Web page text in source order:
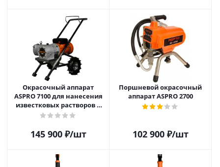
Окрасочный аппарат
ASPRO 7100 для нанесения
известковых растворов и
красок
145 900₽/шт
Поршневой окрасочный
аппарат ASPRO 2700
102 900₽/шт